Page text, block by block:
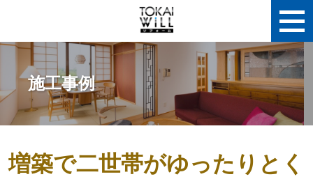
施工事例
増築で二世帯がゆったりとく